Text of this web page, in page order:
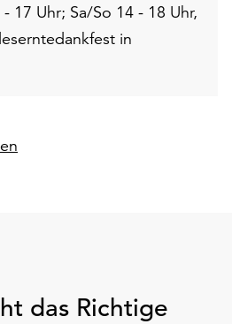
17 Uhr; Sa/So 14 - 18 Uhr,
in
das Richtige